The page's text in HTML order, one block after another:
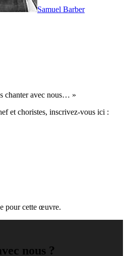
Samuel Barber
chanter avec nous… »
et choristes, inscrivez-vous ici :
pour cette œuvre.
nous ?